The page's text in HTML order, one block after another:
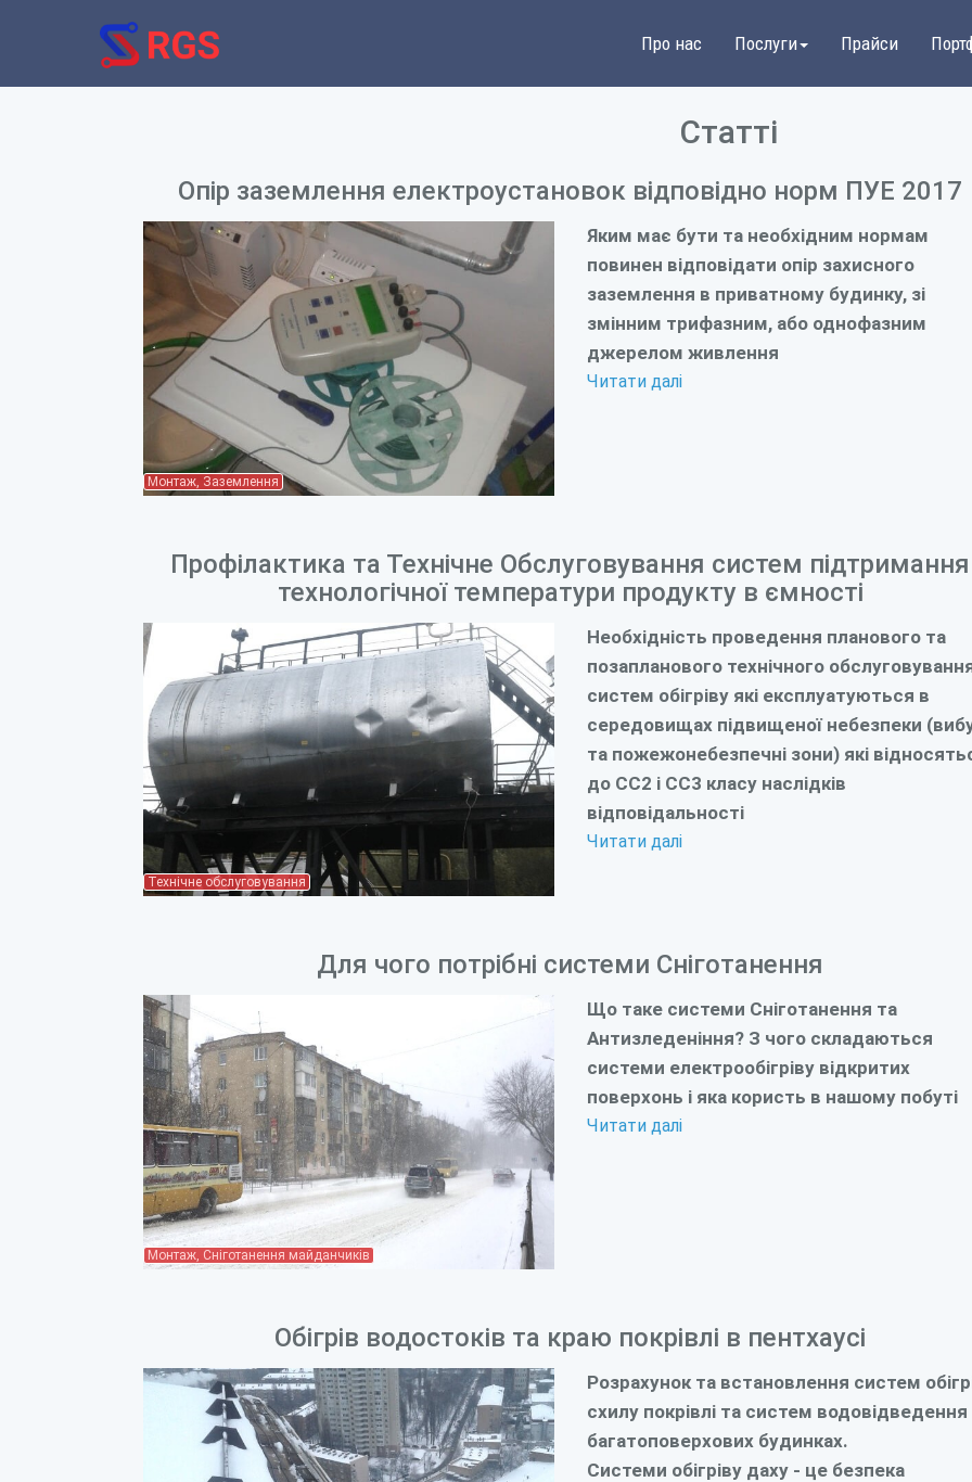
Про нас Послуги Прайси
Статті
Опір заземлення електроустановок відповідно норм ПУЕ 2017
Монтаж, Заземлення
Яким має бути та необхідним нормам
повинен відповідати опір захисного
заземлення в приватному будинку, зі
змінним трифазним, або однофазним
джерелом живлення
Читати далі
Профілактика та Технічне Обслуговування систем підтримання
технологічної температури продукту в ємності
Технічне обслуговування
Необхідність проведення планового та
позапланового технічного
систем обігріву які експлуатуються в
середовищах підвищеної небезпеки
та пожежонебезпечні зони) які
до СС2 і СС3 класу наслідків
відповідальності
Читати далі
Для чого потрібні системи Сніготанення
Монтаж, Сніготанення майданчиків
Що таке системи Сніготанення та
Антизледеніння? З чого складаються
системи електрообігріву відкритих
поверхонь і яка користь в нашому побуті
Читати далі
Обігрів водостоків та краю покрівлі в пентхаусі
Розрахунок та встановлення систем
схилу покрівлі та систем водовідведення
багатоповерхових будинках.
Системи обігріву даху - це безпека